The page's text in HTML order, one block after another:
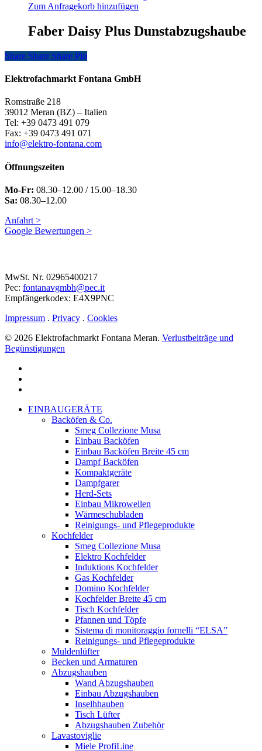
Zum Anfragekorb hinzufügen
Faber Daisy Plus Dunstabzugshaube
Share
Share Share Share Pin
Elektrofachmarkt Fontana GmbH
Romstraße 218
39012 Meran (BZ) – Italien
Tel: +39 0473 491 079
Fax: +39 0473 491 071
info@elektro-fontana.com
Öffnungszeiten
Mo-Fr: 08.30–12.00 / 15.00–18.30
Sa: 08.30–12.00
Anfahrt >
Google Bewertungen >
MwSt. Nr. 02965400217
Pec: fontanavgmbh@pec.it
Empfängerkodex: E4X9PNC
Impressum . Privacy . Cookies
© 2026 Elektrofachmarkt Fontana Meran. Verlustbeiträge und
Begünstigungen
Menu
Close
EINBAUGERÄTE
Backöfen & Co.
Smeg Collezione Musa
Einbau Backöfen
Einbau Backöfen Breite 45 cm
Dampf Backöfen
Kompaktgeräte
Dampfgarer
Herd-Sets
Einbau Mikrowellen
Wärmeschubladen
Reinigungs- und Pflegeprodukte
Kochfelder
Smeg Collezione Musa
Elektro Kochfelder
Induktions Kochfelder
Gas Kochfelder
Domino Kochfelder
Kochfelder Breite 45 cm
Tisch Kochfelder
Pfannen und Töpfe
Sistema di monitoraggio fornelli “ELSA”
Reinigungs- und Pflegeprodukte
Muldenlüfter
Becken und Armaturen
Abzugshauben
Wand Abzugshauben
Einbau Abzugshauben
Inselhhauben
Tisch Lüfter
Abzugshauben Zubehör
Lavastoviglie
Miele ProfiLine